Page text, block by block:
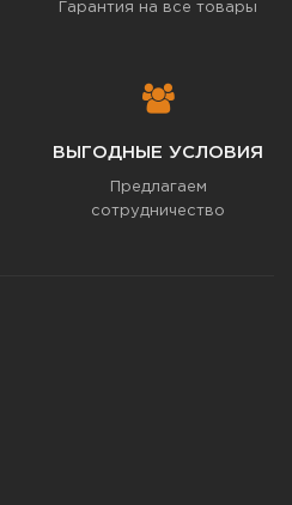
Гарантия на все товары
ВЫГОДНЫЕ УСЛОВИЯ
Предлагаем
сотрудничество